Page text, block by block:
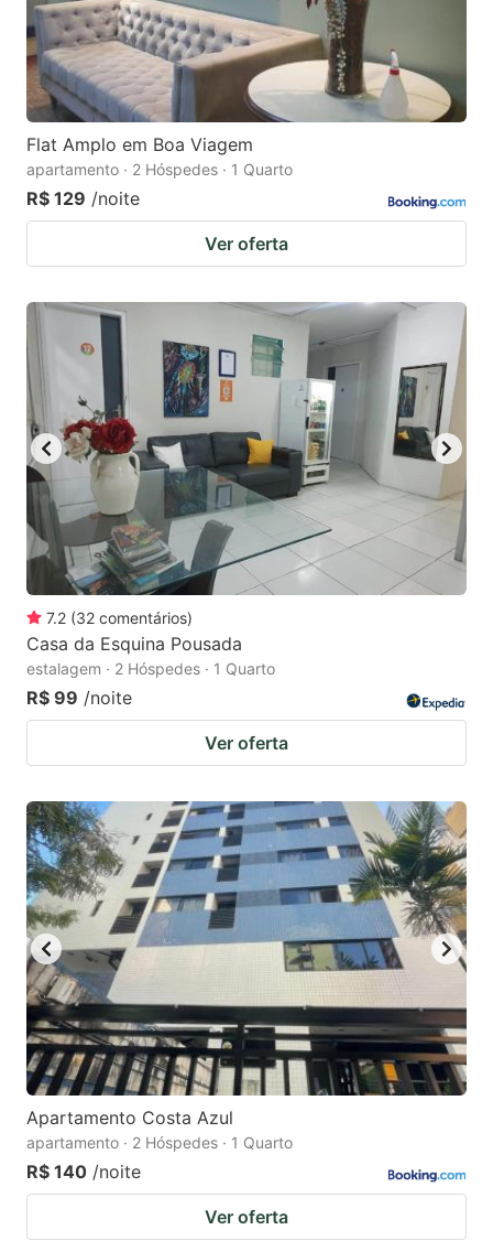
Flat Amplo em Boa Viagem
apartamento · 2 Hóspedes · 1 Quarto
R$ 129 /noite
Ver oferta
7.2 (32 comentários)
Casa da Esquina Pousada
estalagem · 2 Hóspedes · 1 Quarto
R$ 99 /noite
Ver oferta
Apartamento Costa Azul
apartamento · 2 Hóspedes · 1 Quarto
R$ 140 /noite
Ver oferta